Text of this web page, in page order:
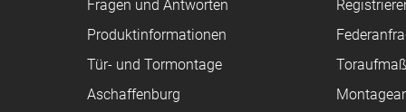
Fragen und Antworten
Produktinformationen
Tür- und Tormontage
Aschaffenburg